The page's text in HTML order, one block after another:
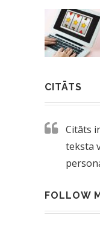
CITĀTS
Citāts
teksta
FOLLOW